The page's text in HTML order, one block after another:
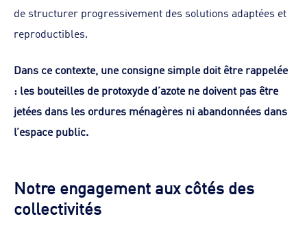
de structurer progressivement des solutions adaptées et
reproductibles.
Dans ce contexte, une consigne simple doit être rappelée
: les bouteilles de protoxyde d’azote ne doivent pas être
jetées dans les ordures ménagères ni abandonnées dans
l’espace public.
Notre engagement aux côtés des
collectivités